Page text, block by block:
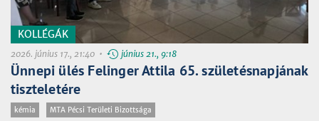
KOLLÉGÁK
2026. június 17., 21:40 • június 21., 9:18
Ünnepi ülés Felinger Attila 65. születésnapjának
tiszteletére
kémia MTA Pécsi Területi Bizottsága